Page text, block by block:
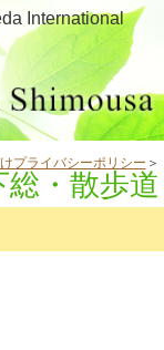
International
プライバシーポリシー ＞
総・散歩道